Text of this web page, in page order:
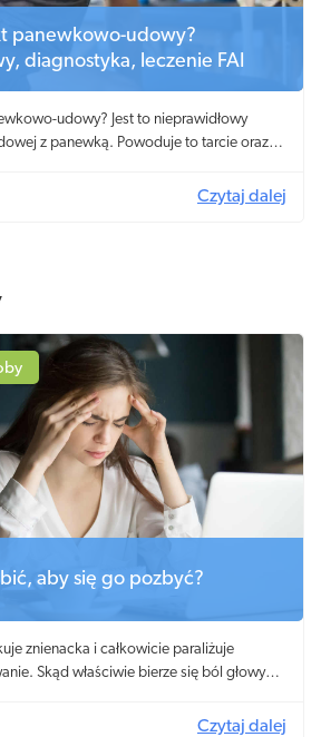
panewkowo-udowy?
diagnostyka, leczenie FAI
udowy? Jest to nieprawidłowy
z panewką. Powoduje to tarcie oraz
Czytaj dalej
aby się go pozbyć?
znienacka i całkowicie paraliżuje
Skąd właściwie bierze się ból głowy?
nagle „pęka”. Jakie są skuteczne
Czytaj dalej